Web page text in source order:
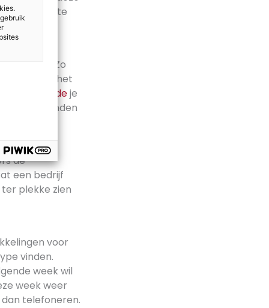
route
uit te
devices. Zo
die het
Latitudeje
je vrienden
kroeg.
de
een bedrijf
plekke zien
voor
vinden.
week wil
week weer
telefoneren.